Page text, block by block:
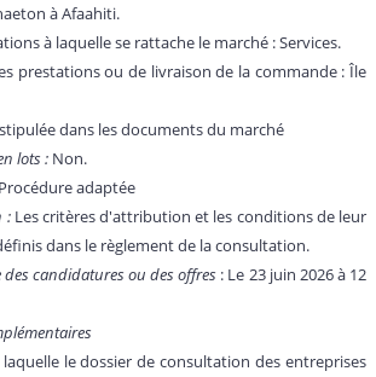
à Afaahiti.
à laquelle se rattache le marché : Services.
prestations ou de livraison de la commande : Île
dans les documents du marché
lots : Non.
Procédure adaptée
:Les critères d'attribution et les conditions de leur
dans le règlement de la consultation.
des candidatures ou des offres : Le 23 juin 2026 à 12
laquelle le dossier de consultation des entreprises